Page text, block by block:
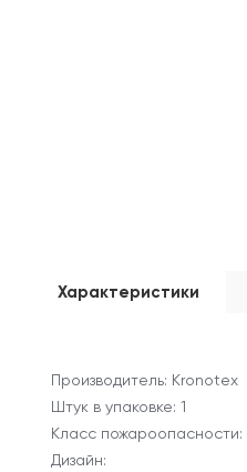
Характеристики
Производитель: Kronotex
Штук в упаковке: 1
Класс пожароопасности:
Дизайн: